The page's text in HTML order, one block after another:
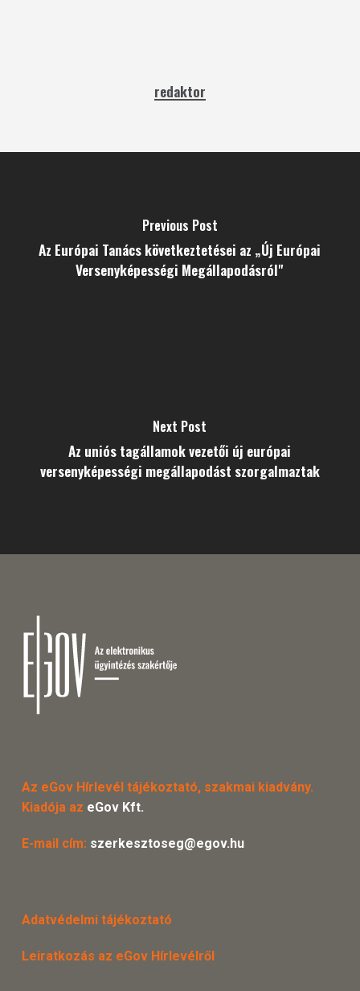
redaktor
Previous Post
Az Európai Tanács következtetései az „Új Európai
Versenyképességi Megállapodásról"
Next Post
Az uniós tagállamok vezetői új európai
versenyképességi megállapodást szorgalmaztak
Az eGov Hírlevél tájékoztató, szakmai kiadvány.
Kiadója az eGov Kft.
E-mail cím: szerkesztoseg@egov.hu
Adatvédelmi tájékoztató
Leiratkozás az eGov Hírlevélről